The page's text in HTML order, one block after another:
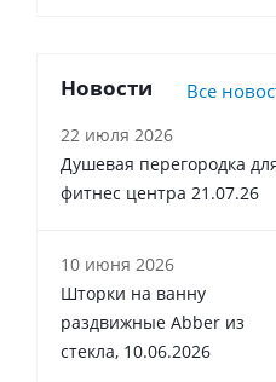
Новости Все
22 июля 2026
Душевая перегородка
фитнес центра 21.07.26
10 июня 2026
Шторки на ванну
раздвижные Abber из
стекла, 10.06.2026